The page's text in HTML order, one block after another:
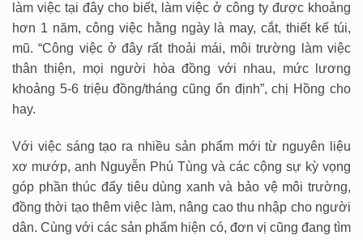
làm việc tại đây cho biết, làm việc ở công ty được khoảng
hơn 1 năm, công việc hằng ngày là may, cắt, thiết kế túi,
mũ. “Công việc ở đây rất thoải mái, môi trường làm việc
thân thiện, mọi người hòa đồng với nhau, mức lương
khoảng 5-6 triệu đồng/tháng cũng ổn định”, chị Hồng cho
hay.
Với việc sáng tạo ra nhiều sản phẩm mới từ nguyên liệu
xơ mướp, anh Nguyễn Phú Tùng và các cộng sự kỳ vọng
góp phần thúc đẩy tiêu dùng xanh và bảo vệ môi trường,
đồng thời tạo thêm việc làm, nâng cao thu nhập cho người
dân. Cùng với các sản phẩm hiện có, đơn vị cũng đang tìm